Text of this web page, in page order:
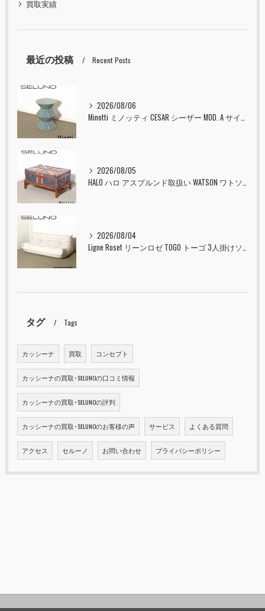
買取実績
最近の投稿 Recent Posts
2026/08/06
2026/08/05
2026/08/04
タグ Tags
カッシーナ 買取 コンセプト
カッシーナの買取･SELUNOの口コミ情報
カッシーナの買取･SELUNOの評判
カッシーナの買取･SELUNOのお客様の声 サービス よくある質問
アクセス セルーノ お問い合わせ プライバシーポリシー